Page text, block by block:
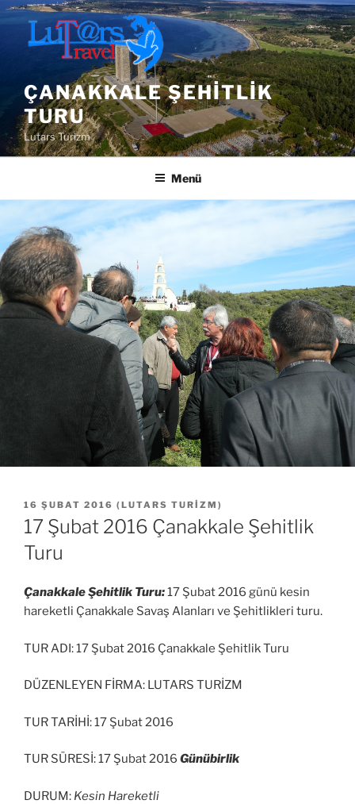
İçeriğe
geç
ÇANAKKALE ŞEHITLIK
TURU
Lutars Turizm
Menü
YAYIM
TARIHI
16 ŞUBAT 2016 ( LUTARS TURIZM )
17 Şubat 2016 Çanakkale Şehitlik
Turu
Çanakkale Şehitlik Turu:17 Şubat 2016 günü kesin
hareketli Çanakkale Savaş Alanları ve Şehitlikleri turu.
TUR ADI: 17 Şubat 2016 Çanakkale Şehitlik Turu
DÜZENLEYEN FİRMA: LUTARS TURİZM
TUR TARİHİ: 17 Şubat 2016
TUR SÜRESİ: 17 Şubat 2016 Günübirlik
DURUM: Kesin Hareketli